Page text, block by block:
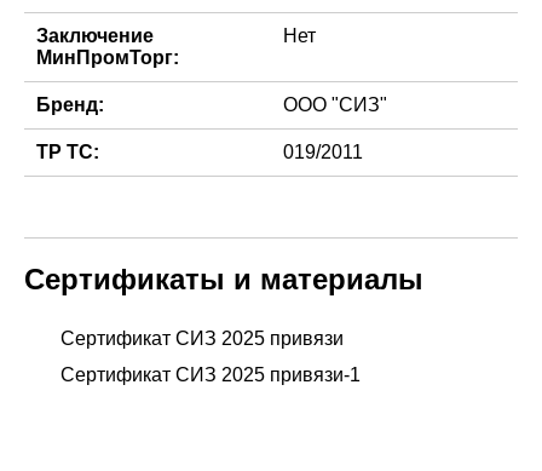
Заключение
МинПромТорг:
Нет
Бренд: ООО "СИЗ"
ТР ТС: 019/2011
Сертификаты и материалы
Сертификат СИЗ 2025 привязи
Сертификат СИЗ 2025 привязи-1